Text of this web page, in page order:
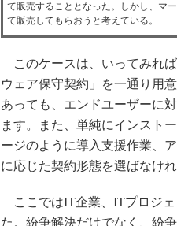
て販売することとなった。しかし、マ
て販売してもらおうと考えている。
このケースは、いってみれ
ウェア保守契約」を一通り用
あっても、エンドユーザーに
ます。また、単純にインスト
ージのように導入支援作業、
に応じた契約形態を選ばなけれ
ここではIT企業、ITプロジェ
た。紛争解決だけでなく、紛